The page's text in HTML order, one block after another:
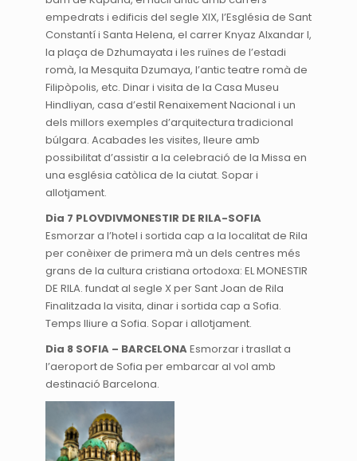
empedrats i edificis del segle XIX, l’Església de Sant
Constantí i Santa Helena, el carrer Knyaz Alxandar I,
la plaça de Dzhumayata i les ruïnes de l’estadi
romà, la Mesquita Dzumaya, l’antic teatre romà de
Filipòpolis, etc. Dinar i visita de la Casa Museu
Hindliyan, casa d’estil Renaixement Nacional i un
dels millors exemples d’arquitectura tradicional
búlgara. Acabades les visites, lleure amb
possibilitat d’assistir a la celebració de la Missa en
una església catòlica de la ciutat. Sopar i
allotjament.
Dia 7 PLOVDIVMONESTIR DE RILA-SOFIA
Esmorzar a l’hotel i sortida cap a la localitat de Rila
per conèixer de primera mà un dels centres més
grans de la cultura cristiana ortodoxa: EL MONESTIR
DE RILA. fundat al segle X per Sant Joan de Rila
Finalitzada la visita, dinar i sortida cap a Sofia.
Temps lliure a Sofia. Sopar i allotjament.
Dia 8 SOFIA – BARCELONAEsmorzar i trasllat a
l’aeroport de Sofia per embarcar al vol amb
destinació Barcelona.